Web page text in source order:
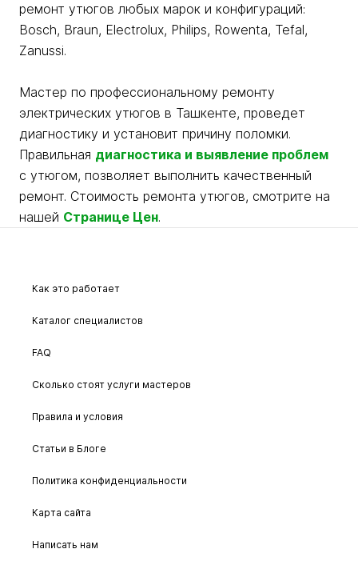
ремонт утюгов любых марок и конфигураций:
Bosch, Braun, Electrolux, Philips, Rowenta, Tefal,
Zanussi.
Мастер по профессиональному ремонту
электрических утюгов в Ташкенте, проведет
диагностику и установит причину поломки.
Правильная диагностика и выявление проблем
с утюгом, позволяет выполнить качественный
ремонт. Стоимость ремонта утюгов, смотрите на
нашей Странице Цен.
Как это работает
Каталог специалистов
FAQ
Сколько стоят услуги мастеров
Правила и условия
Статьи в Блоге
Политика конфиденциальности
Карта сайта
Написать нам